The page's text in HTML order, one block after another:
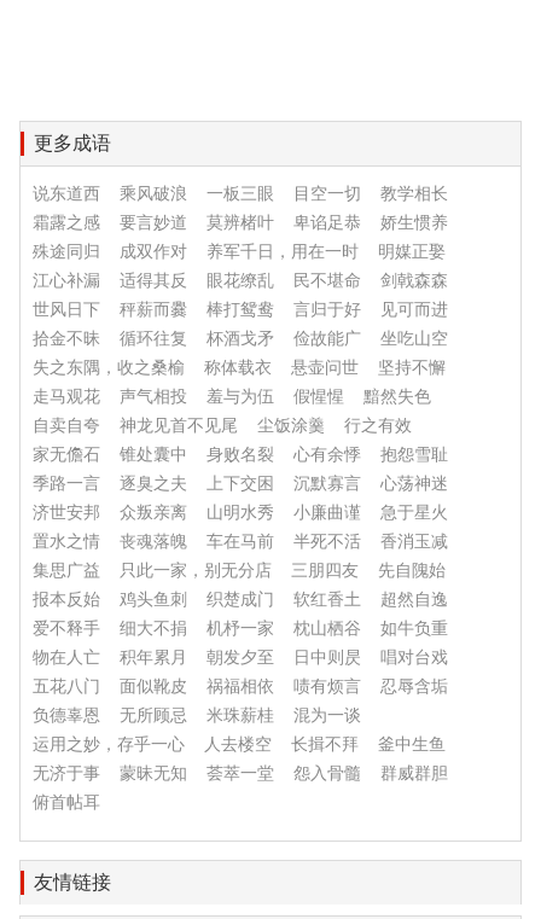
更多成语
说东道西 乘风破浪 一板三眼 目空一切
教学相长
霜露之感
要言妙道 莫辨楮叶 卑谄足恭
娇生惯养
殊途同归
成双作对 养军千日，用在一时
明媒正娶
江心补漏
适得其反 眼花缭乱 民不堪命
剑戟森森
世风日下
秤薪而爨 棒打鸳鸯 言归于好
见可而进
拾金不昧
循环往复 杯酒戈矛 俭故能广
坐吃山空
失之东隅，收之桑榆
称体载衣 悬壶问世
坚持不懈
走马观花
声气相投 羞与为伍 假惺惺
黯然失色
自卖自夸
神龙见首不见尾 尘饭涂羹
行之有效
家无儋石
锥处囊中 身败名裂 心有余悸
抱怨雪耻
季路一言
逐臭之夫 上下交困 沉默寡言
心荡神迷
济世安邦
众叛亲离 山明水秀 小廉曲谨
急于星火
置水之情
丧魂落魄 车在马前 半死不活
香消玉减
集思广益
只此一家，别无分店 三朋四友
先自隗始
报本反始
鸡头鱼刺 织楚成门 软红香土
超然自逸
爱不释手
细大不捐 机杼一家 枕山栖谷
如牛负重
物在人亡
积年累月 朝发夕至 日中则昃
唱对台戏
五花八门
面似靴皮 祸福相依 啧有烦言
忍辱含垢
负德辜恩
无所顾忌 米珠薪桂
混为一谈
运用之妙，存乎一心
人去楼空 长揖不拜
釜中生鱼
无济于事
蒙昧无知 荟萃一堂 怨入骨髓
群威群胆
俯首帖耳
友情链接